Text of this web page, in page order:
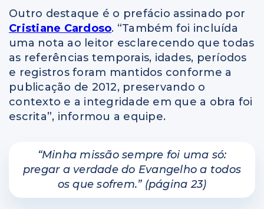
Outro destaque é o prefácio assinado por
Cristiane Cardoso. “Também foi incluída
uma nota ao leitor esclarecendo que todas
as referências temporais, idades, períodos
e registros foram mantidos conforme a
publicação de 2012, preservando o
contexto e a integridade em que a obra foi
escrita”, informou a equipe.
“Minha missão sempre foi uma só:
pregar a verdade do Evangelho a todos
os que sofrem.” (página 23)